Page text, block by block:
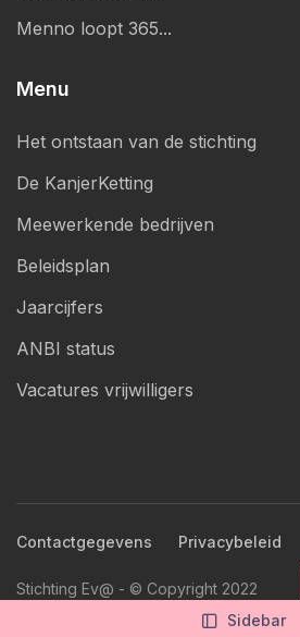
Sidebar
Menno loopt 365...
Menu
Het ontstaan van de stichting
De KanjerKetting
Meewerkende bedrijven
Beleidsplan
Jaarcijfers
ANBI status
Vacatures vrijwilligers
Contactgegevens Privacybeleid
Stichting Ev@ - © Copyright 2022
Web and Brand